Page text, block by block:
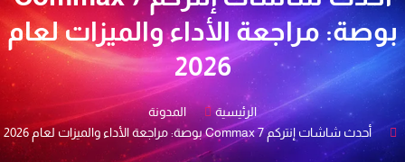
بوصة: مراجعة الأداء والميزات لعام
2026
الرئيسية
المدونة
أحدث شاشات إنتركم Commax 7 بوصة: مراجعة الأداء والميزات لعام 2026